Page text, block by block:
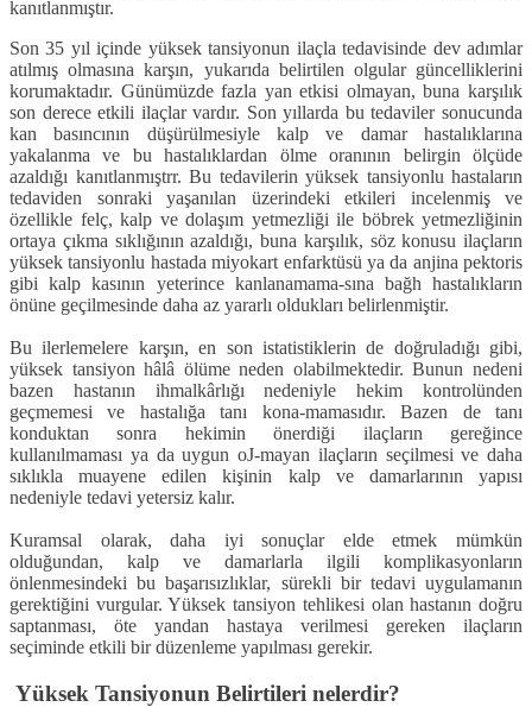
kanıtlanmıştır.
Son 35 yıl içinde yüksek tansiyonun ilaçla tedavisinde dev adımlar
atılmış olmasına karşın, yukarıda belirtilen ol­gular güncelliklerini
korumaktadır. Gü­nümüzde fazla yan etkisi olmayan, bu­na karşılık
son derece etkili ilaçlar var­dır. Son yıllarda bu tedaviler sonucunda
kan basıncının düşürülmesiyle kalp ve damar hastalıklarına
yakalanma ve bu hastalıklardan ölme oranının belirgin ölçüde
azaldığı kanıtlanmıştrr. Bu teda­vilerin yüksek tansiyonlu hastaların
tedaviden sonraki yaşanılan üzerindeki etkileri incelenmiş ve
özellikle felç, kalp ve dolaşım yetmezliği ile böbrek yetmezliğinin
ortaya çıkma sıklığının azaldığı, buna karşılık, söz konusu ilaç­ların
yüksek tansiyonlu hastada miyo­kart enfarktüsü ya da anjina pektoris
gi­bi kalp kasının yeterince kanlanamama-sına bağh hastalıkların
önüne geçilme­sinde daha az yararlı oldukları belirlen­miştir.
Bu ilerlemelere karşın, en son ista­tistiklerin de doğruladığı gibi,
yüksek tansiyon hâlâ ölüme neden olabilmekte­dir. Bunun nedeni
bazen hastanın ih­malkârlığı nedeniyle hekim kontrolün­den
geçmemesi ve hastalığa tanı kona-mamasıdır. Bazen de tanı
konduktan sonra hekimin önerdiği ilaçların gere­ğince
kullanılmaması ya da uygun oJ-mayan ilaçların seçilmesi ve daha
sık­lıkla muayene edilen kişinin kalp ve da­marlarının yapısı
nedeniyle tedavi yetersiz kalır.
Kuramsal olarak, daha iyi sonuçlar elde etmek mümkün
olduğundan, kalp ve damarlarla ilgili komplikasyonların
önlenmesindeki bu başarısızlıklar, sü­rekli bir tedavi uygulamanın
gerektiğini vurgular. Yüksek tansiyon tehlikesi olan hastanın doğru
saptanması, öte yandan hastaya verilmesi gereken ilaç­ların
seçiminde etkili bir düzenleme ya­pılması gerekir.
Yüksek Tansiyonun Belirtileri nelerdir?